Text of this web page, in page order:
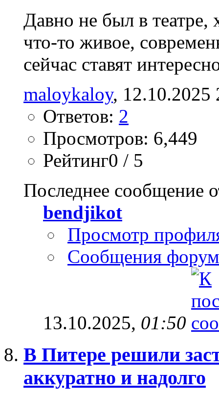
Давно не был в театре,
что-то живое,
сейчас ставят
maloykaloy‎, 12.10.2025
Ответов: 2
Просмотров: 6,449
Рейтинг0 / 5
Последнее сообщение
bendjikot
Просмотр
Сообщения
13.10.2025, 01:50
В Питере решили
аккуратно и надолго